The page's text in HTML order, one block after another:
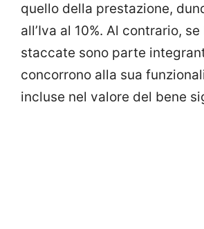
quello della prestazione,
all’Iva al 10%. Al contrario,
staccate sono parte
concorrono alla sua
incluse nel valore del bene